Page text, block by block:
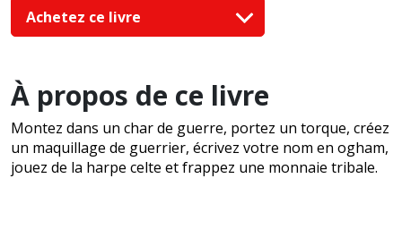
Achetez ce livre
À propos de ce livre
Montez dans un char de guerre, portez un torque, créez
un maquillage de guerrier, écrivez votre nom en ogham,
jouez de la harpe celte et frappez une monnaie tribale.